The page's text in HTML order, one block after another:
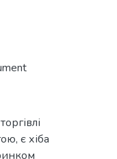
є хіба